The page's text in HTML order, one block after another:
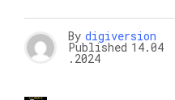
By digiversion
Published 14.04
.2024